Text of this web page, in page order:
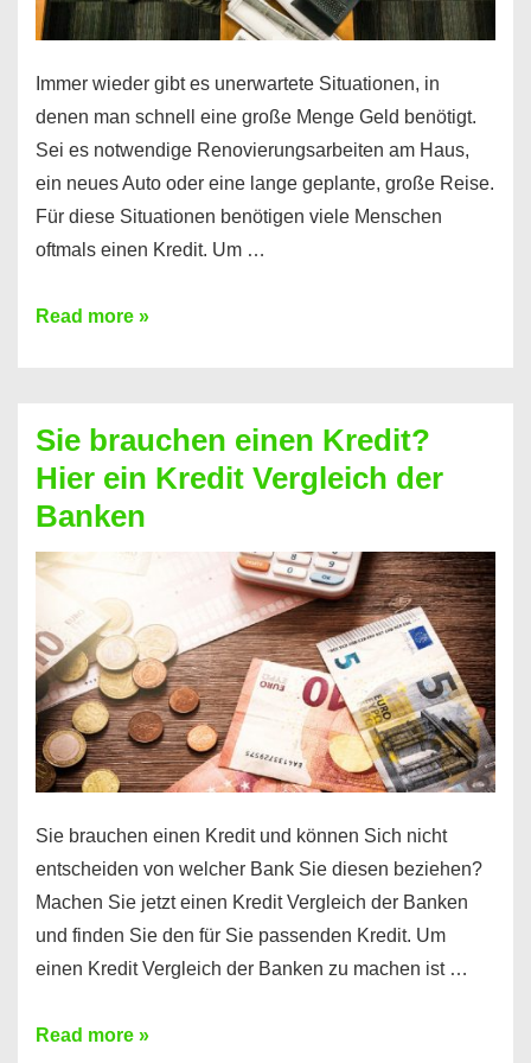
Immer wieder gibt es unerwartete Situationen, in
denen man schnell eine große Menge Geld benötigt.
Sei es notwendige Renovierungsarbeiten am Haus,
ein neues Auto oder eine lange geplante, große Reise.
Für diese Situationen benötigen viele Menschen
oftmals einen Kredit. Um …
Brauchen
Summe
Geld?
Hier
einen
10000
Euro
Kredit
finden
Read more »
Sie brauchen einen Kredit?
Hier ein Kredit Vergleich der
Banken
Sie brauchen einen Kredit und können Sich nicht
entscheiden von welcher Bank Sie diesen beziehen?
Machen Sie jetzt einen Kredit Vergleich der Banken
und finden Sie den für Sie passenden Kredit. Um
einen Kredit Vergleich der Banken zu machen ist …
Sie
Read more »